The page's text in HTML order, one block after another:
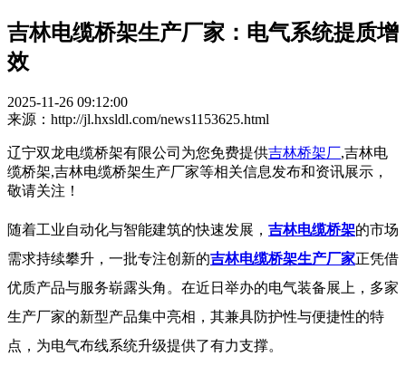
吉林电缆桥架生产厂家：电气系统提质增
效
2025-11-26 09:12:00
来源：http://jl.hxsldl.com/news1153625.html
辽宁双龙电缆桥架有限公司为您免费提供吉林桥架厂,吉林电
缆桥架,吉林电缆桥架生产厂家等相关信息发布和资讯展示，
敬请关注！
随着工业自动化与智能建筑的快速发展， 吉林电缆桥架的市场
需求持续攀升，一批专注创新的吉林电缆桥架生产厂家正凭借
优质产品与服务崭露头角。在近日举办的电气装备展上，多家
生产厂家的新型产品集中亮相，其兼具防护性与便捷性的特
点，为电气布线系统升级提供了有力支撑。